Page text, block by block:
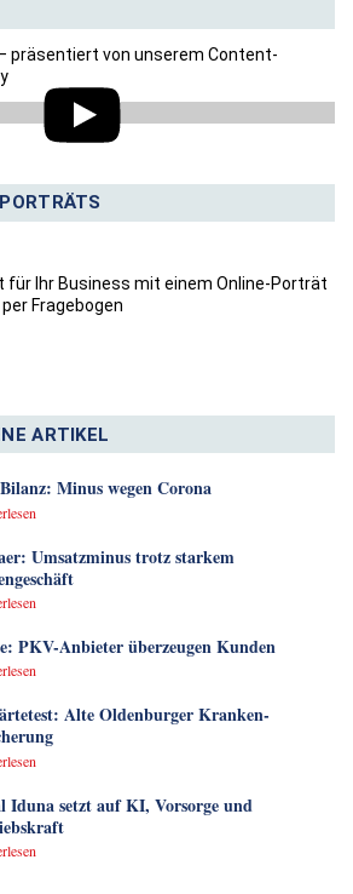
präsentiert von unserem Content-
für Ihr Business mit einem Online-Porträt
Fragebogen
ARTIKEL
Minus wegen Corona
Umsatzminus trotz starkem
PKV-Anbieter überzeugen Kunden
Alte Oldenburger Kranken­
Iduna setzt auf KI, Vorsorge und